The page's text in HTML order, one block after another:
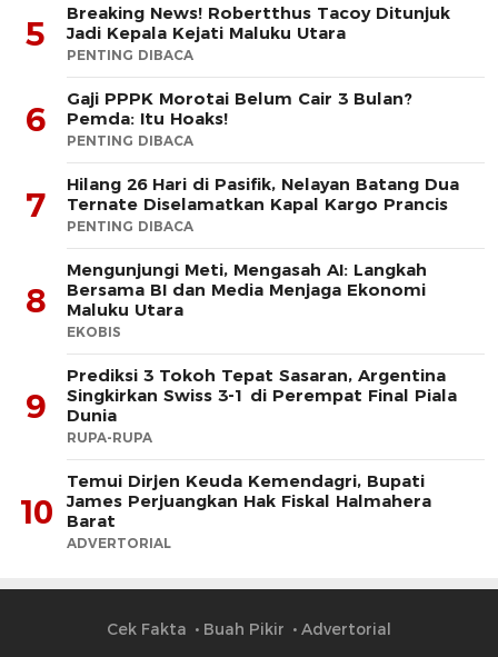
5
Breaking News! Robertthus Tacoy Ditunjuk
Jadi Kepala Kejati Maluku Utara
PENTING DIBACA
6
Gaji PPPK Morotai Belum Cair 3 Bulan?
Pemda: Itu Hoaks!
PENTING DIBACA
7
Hilang 26 Hari di Pasifik, Nelayan Batang Dua
Ternate Diselamatkan Kapal Kargo Prancis
PENTING DIBACA
8
Mengunjungi Meti, Mengasah AI: Langkah
Bersama BI dan Media Menjaga Ekonomi
Maluku Utara
EKOBIS
9
Prediksi 3 Tokoh Tepat Sasaran, Argentina
Singkirkan Swiss 3-1 di Perempat Final Piala
Dunia
RUPA-RUPA
10
​Temui Dirjen Keuda Kemendagri, Bupati
James Perjuangkan Hak Fiskal Halmahera
Barat
ADVERTORIAL
Cek Fakta Buah Pikir Advertorial